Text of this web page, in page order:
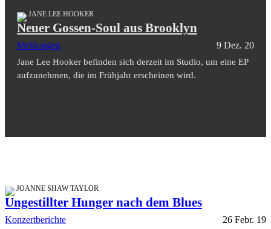
JANE LEE HOOKER
Neuer Gossen-Soul aus Brooklyn
Meldungen 9 Dez. 20
Jane Lee Hooker befinden sich derzeit im Studio, um eine EP
aufzunehmen, die im Frühjahr erscheinen wird.
JOANNE SHAW TAYLOR
Ungestillter Hunger nach dem Blues
Konzertberichte 26 Febr. 19